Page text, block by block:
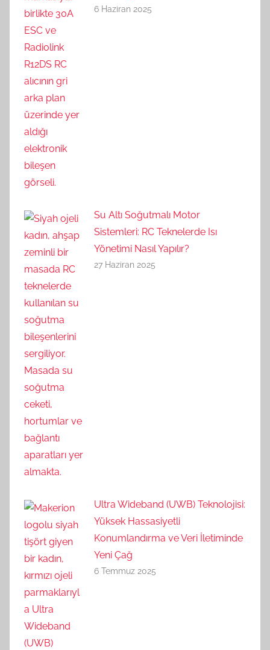
6 Haziran 2025
Su Altı Soğutmalı Motor
Sistemleri: RC Teknelerde Isı
Yönetimi Nasıl Yapılır?
27 Haziran 2025
Ultra Wideband (UWB) Teknolojisi:
Yüksek Hassasiyetli
Konumlandırma ve Veri İletiminde
Yeni Çağ
6 Temmuz 2025